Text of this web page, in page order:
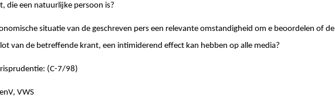
die een natuurlijke persoon is?
situatie van de geschreven pers een relevante omstandigheid om e beoordelen of de
van de betreffende krant, een intimiderend effect kan hebben op alle media?
(C-7/98)
VWS